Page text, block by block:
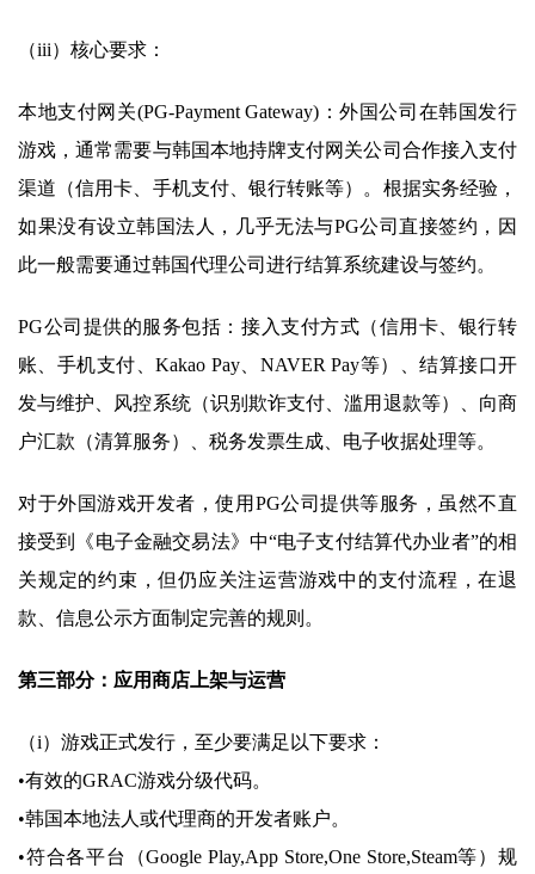
（iii）核心要求：
本地支付网关(PG-Payment Gateway)：外国公司在韩国发行
游戏，通常需要与韩国本地持牌支付网关公司合作接入支付
渠道（信用卡、手机支付、银行转账等）。根据实务经验，
如果没有设立韩国法人，几乎无法与PG公司直接签约，因
此一般需要通过韩国代理公司进行结算系统建设与签约。
PG公司提供的服务包括：接入支付方式（信用卡、银行转
账、手机支付、Kakao Pay、NAVER Pay等）、结算接口开
发与维护、风控系统（识别欺诈支付、滥用退款等）、向商
户汇款（清算服务）、税务发票生成、电子收据处理等。
对于外国游戏开发者，使用PG公司提供等服务，虽然不直
接受到《电子金融交易法》中“电子支付结算代办业者”的相
关规定的约束，但仍应关注运营游戏中的支付流程，在退
款、信息公示方面制定完善的规则。
第三部分：应用商店上架与运营
（i）游戏正式发行，至少要满足以下要求：
•有效的GRAC游戏分级代码。
•韩国本地法人或代理商的开发者账户。
•符合各平台（Google Play,App Store,One Store,Steam等）规